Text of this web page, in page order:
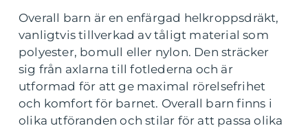
Overall barn är en enfärgad helkroppsdräkt,
vanligtvis tillverkad av tåligt material som
polyester, bomull eller nylon. Den sträcker
sig från axlarna till fotlederna och är
utformad för att ge maximal rörelsefrihet
och komfort för barnet. Overall barn finns i
olika utföranden och stilar för att passa olika